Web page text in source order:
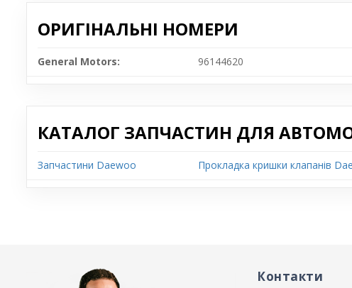
ОРИГІНАЛЬНІ НОМЕРИ
General Motors: 96144620
КАТАЛОГ ЗАПЧАСТИН ДЛЯ
Запчастини Daewoo Прокладка кришки клапанів
Контакти